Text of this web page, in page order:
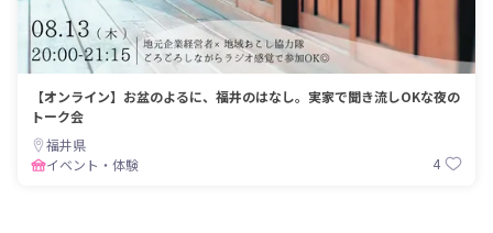
【オンライン】お盆のよるに、福井のはなし。実家で聞き流しOKな夜の
トーク会
福井県
イベント・体験
4